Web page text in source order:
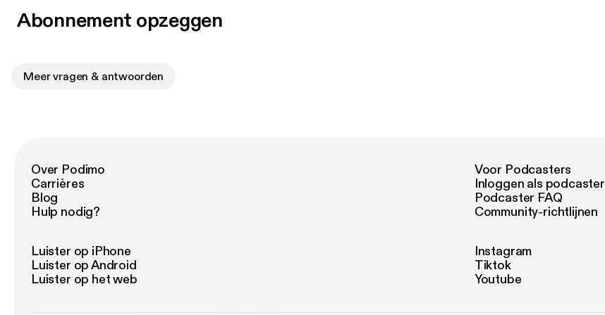
Abonnement opzeggen
Meer vragen & antwoorden
Over Podimo
Carrières
Blog
Hulp nodig?
Voor Podcasters
Inloggen als podcaster
Podcaster FAQ
Community-richtlijnen
Luister op iPhone
Luister op Android
Luister op het web
Instagram
Tiktok
Youtube